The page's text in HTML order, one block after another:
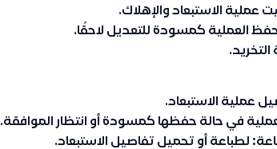
عملية الاستبعاد والإهلاك.
العملية كمسودة للتعديل لاحقًا.
التخريد.
عملية الاستبعاد.
في حالة حفظها كمسودة أو انتظار الموافقة.
: لطباعة أو تحميل تفاصيل الاستبعاد.